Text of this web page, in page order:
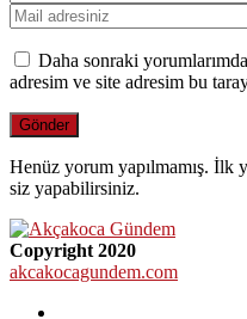
Daha sonraki
adresim ve site adresim bu
Henüz yorum yapılmamış. İlk
siz yapabilirsiniz.
Copyright 2020
akcakocagundem.com